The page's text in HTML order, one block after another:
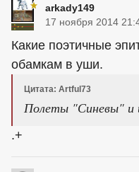
arkady149
17 ноября 2014
Какие поэтичные
обамкам в уши.
Цитата: Artful73
Полеты "Синевы" и
.+